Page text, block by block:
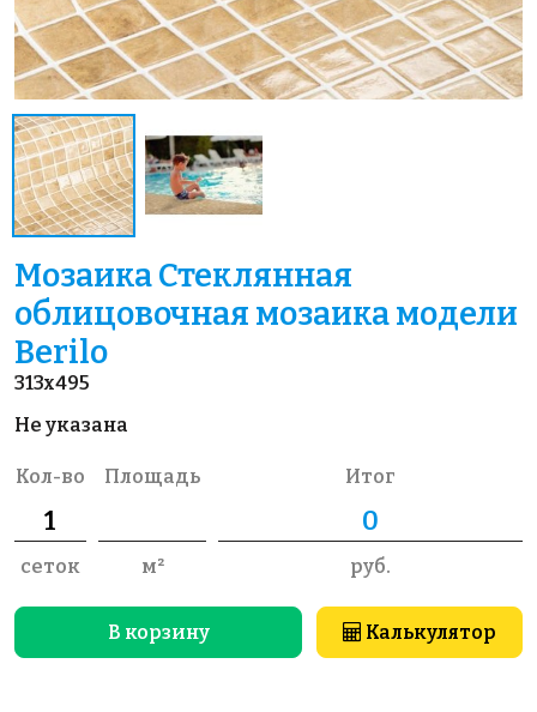
Мозаика Стеклянная
облицовочная мозаика модели
Berilo
313x495
Не указана
Кол-во
сеток
Площадь
м²
Итог
руб.
В корзину Калькулятор